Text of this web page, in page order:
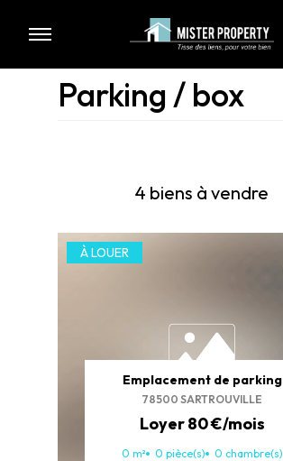
Parking / box
4 biens à vendre
Emplacement de parking
78500 SARTROUVILLE
Loyer 80 €/mois
0 m² 0 pièce(s) 0 chambre(s)
À LOUER